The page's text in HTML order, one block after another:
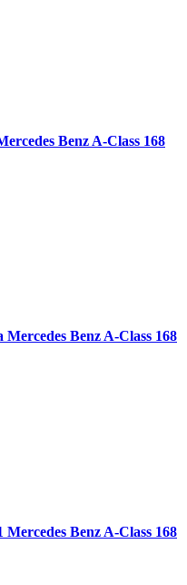
Benz A-Class 168
Benz A-Class 168
Benz A-Class 168